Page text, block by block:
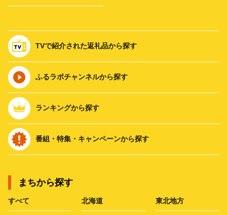
TVで紹介された返礼品から探す
ふるラボチャンネルから探す
ランキングから探す
番組・特集・キャンペーンから探す
まちから探す
すべて 北海道 東北地方